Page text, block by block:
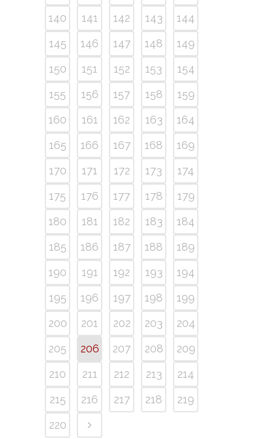
140
141 142 143
144
145
146 147 148
149
150
151 152 153
154
155
156 157 158
159
160
161 162 163
164
165
166 167 168
169
170
171 172 173
174
175
176 177 178
179
180
181 182 183
184
185
186 187 188
189
190
191 192 193
194
195
196 197 198
199
200
201 202 203
204
205
206 207 208
209
210
211 212 213
214
215
216 217 218
219
220